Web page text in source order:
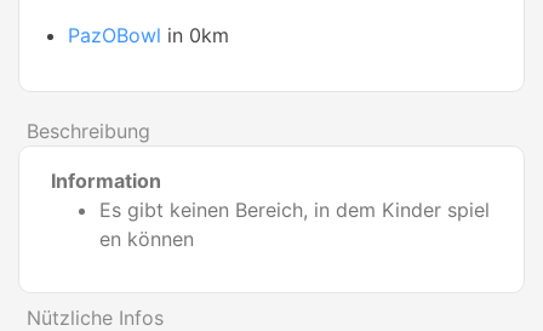
PazOBowl in 0km
Beschreibung
Information
Es gibt keinen Bereich, in dem Kinder spiel
en können
Nützliche Infos